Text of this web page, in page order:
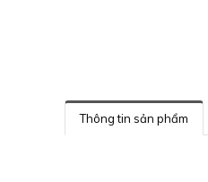
Thông tin sản phẩm